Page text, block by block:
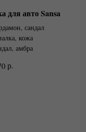
для авто Sansa
сандал
кожа
амбра
р.